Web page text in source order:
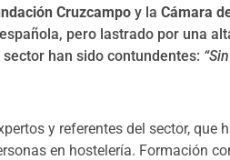
Cruzcampo y la Cámara
pero lastrado por una
han sido contundentes:
y referentes del sector, que
en hostelería. Formación